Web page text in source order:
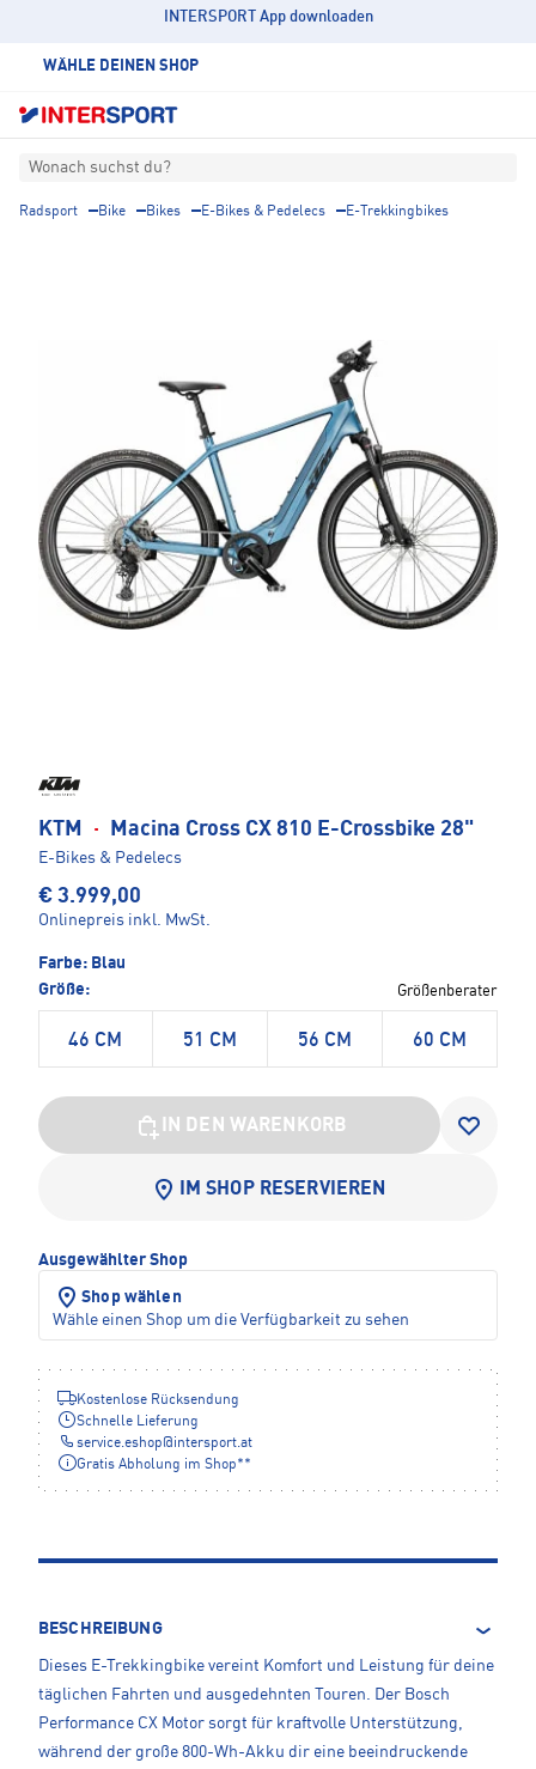
INTERSPORT App downloaden
WÄHLE DEINEN SHOP
Wonach suchst du?
Radsport Bike Bikes E-Bikes & Pedelecs E-Trekkingbikes
KTM · Macina Cross CX 810 E-Crossbike 28"
E-Bikes & Pedelecs
€ 3.999,00
Onlinepreis inkl. MwSt.
Farbe: Blau
Größe:
Größenberater
46 CM 51 CM 56 CM 60 CM
IN DEN WARENKORB
IM SHOP RESERVIEREN
Ausgewählter Shop
Shop wählen
Wähle einen Shop um die Verfügbarkeit zu sehen
Kostenlose Rücksendung
Schnelle Lieferung
service.eshop@intersport.at
Gratis Abholung im Shop**
BESCHREIBUNG
Dieses E-Trekkingbike vereint Komfort und Leistung für deine
täglichen Fahrten und ausgedehnten Touren. Der Bosch
Performance CX Motor sorgt für kraftvolle Unterstützung,
während der große 800-Wh-Akku dir eine beeindruckende